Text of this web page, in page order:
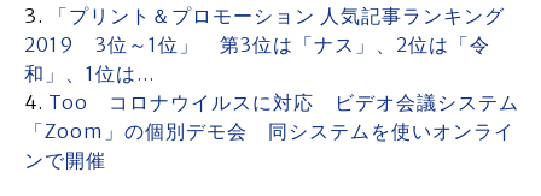
「プリント＆プロモーション 人気記事ランキング
2019 3位～1位」 第3位は「ナス」、2位は「令
和」、1位は…
Too コロナウイルスに対応 ビデオ会議システム
「Zoom」の個別デモ会 同システムを使いオンライ
ンで開催